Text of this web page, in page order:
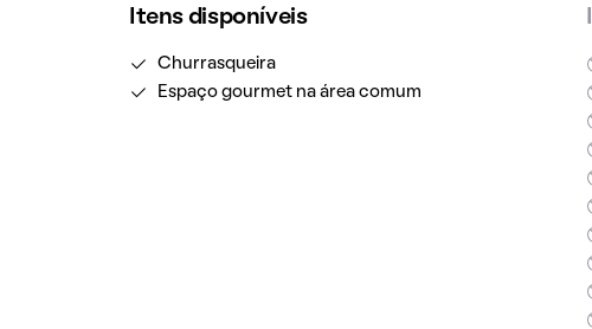
Itens disponíveis
Churrasqueira
Espaço gourmet na área comum